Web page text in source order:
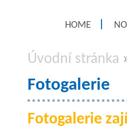
HOME
Úvodní stránka
Fotogalerie
Fotogalerie